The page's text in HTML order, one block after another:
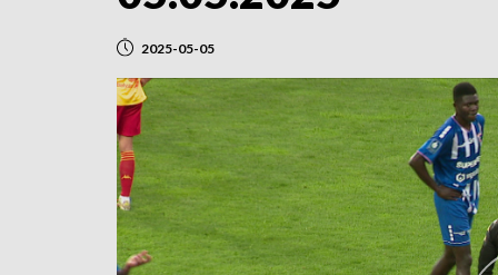
2025-05-05